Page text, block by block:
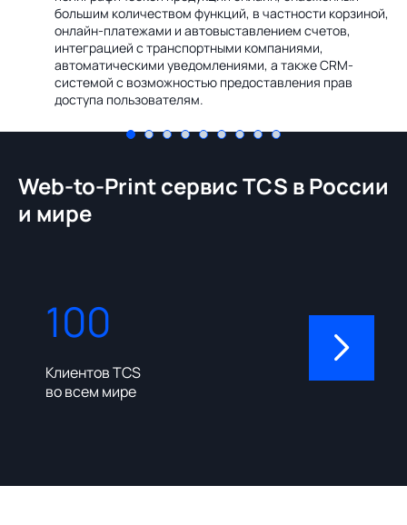
большим количеством функций, в частности корзиной,
онлайн-платежами и автовыставлением счетов,
интеграцией с транспортными компаниями,
автоматическими уведомлениями, а также CRM-
системой с возможностью предоставления прав
доступа пользователям.
Web-to-Print сервис TCS в России
и мире
100
Клиентов TCS
во всем мире
310